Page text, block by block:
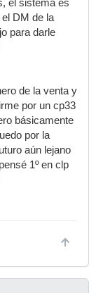
el sistema es
DM de la
para darle
de la venta y
por un cp33
básicamente
por la
aún lejano
1º en clp